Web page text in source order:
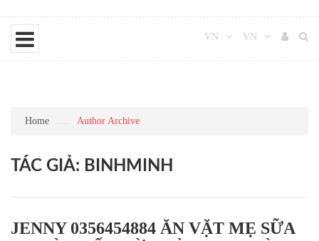
VN VN
Home Author Archive
TÁC GIẢ: BINHMINH
JENNY 0356454884 ĂN VẶT MẸ SỮA